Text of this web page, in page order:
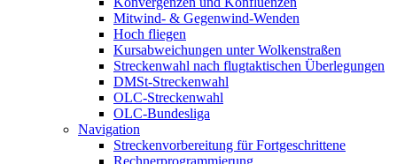
Mitwind- & Gegenwind-Wenden
Hoch fliegen
Kursabweichungen unter Wolkenstraßen
Streckenwahl nach flugtaktischen Überlegungen
DMSt-Streckenwahl
OLC-Streckenwahl
OLC-Bundesliga
Navigation
Streckenvorbereitung für Fortgeschrittene
Rechnerprogrammierung